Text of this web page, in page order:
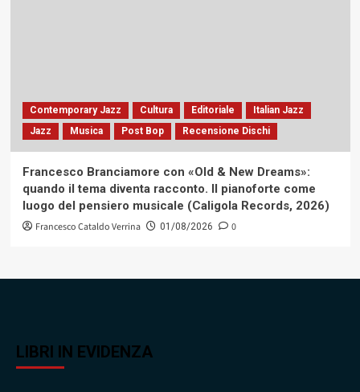
Contemporary Jazz Cultura Editoriale
Italian Jazz
Jazz
Musica Post Bop Recensione Dischi
Francesco Branciamore con «Old & New Dreams»:
quando il tema diventa racconto. Il pianoforte come
luogo del pensiero musicale (Caligola Records, 2026)
Francesco Cataldo Verrina 01/08/2026 0
LIBRI IN EVIDENZA